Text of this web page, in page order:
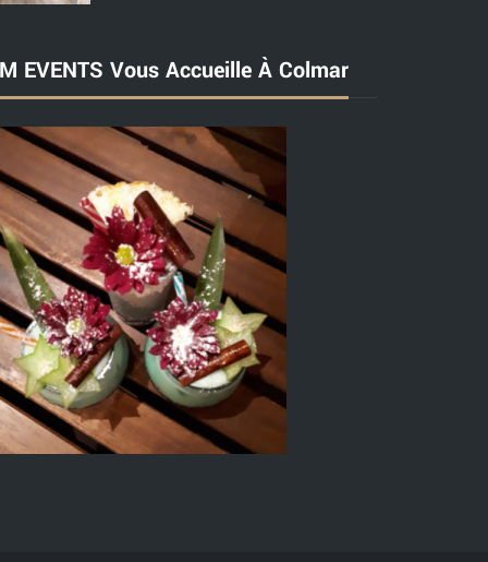
EVENTS Vous Accueille À Colmar